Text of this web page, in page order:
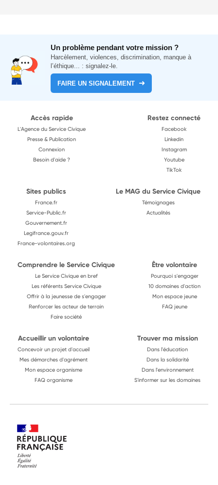
Un problème pendant votre mission ?
Harcèlement, violences, discrimination, manque à
l’éthique... : signalez-le.
FAIRE UN SIGNALEMENT
Accès rapide
L'Agence du Service Civique
Presse & Publication
Connexion
Besoin d'aide ?
Restez connecté
Facebook
Linkedin
Instagram
Youtube
TikTok
Sites publics
France.fr
Service-Public.fr
Gouvernement.fr
Legifrance.gouv.fr
France-volontaires.org
Le MAG du Service Civique
Témoignages
Actualités
Comprendre le Service Civique
Le Service Civique en bref
Les référents Service Civique
Offrir à la jeunesse de s'engager
Renforcer les acteur de terrain
Faire société
Être volontaire
Pourquoi s'engager
10 domaines d'action
Mon espace jeune
FAQ jeune
Accueillir un volontaire
Concevoir un projet d'accueil
Mes démarches d'agrément
Mon espace organisme
FAQ organisme
Trouver ma mission
Dans l'éducation
Dans la solidarité
Dans l'environnement
S'informer sur les domaines